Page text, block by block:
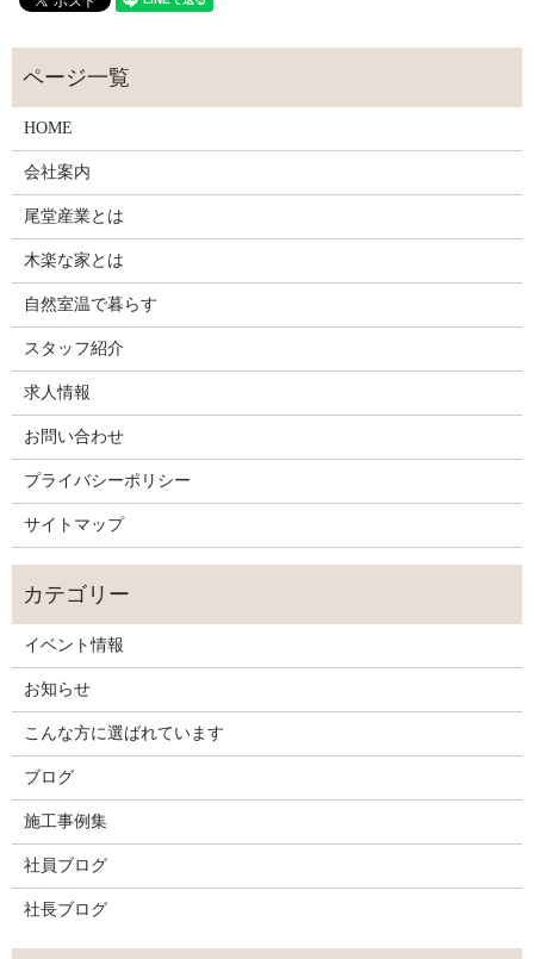
HOME
会社案内
尾堂産業とは
木楽な家とは
自然室温で暮らす
スタッフ紹介
求人情報
お問い合わせ
プライバシーポリシー
サイトマップ
イベント情報
お知らせ
こんな方に選ばれています
ブログ
施工事例集
社員ブログ
社長ブログ